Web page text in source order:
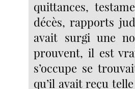
quittances,
décès, rapports
avait surgi une
prouvent, il est
s’occupe se
qu’il avait reçu